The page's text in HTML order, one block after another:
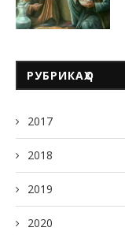
РУБРИКАҲО
2017
2018
2019
2020